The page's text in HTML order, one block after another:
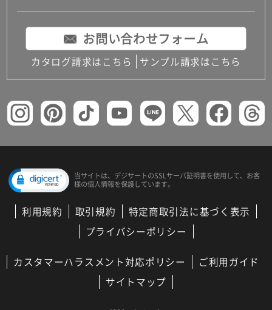
お問い合わせフォーム
カタログ請求はこちら サンプル請求はこちら
当サイトは、デジサートのSSLサーバ証明書を使用して、 お客
様の個人情報を保護しています。
利用規約 取引規約
特定商取引法に基づく表示
プライバシーポリシー
カスタマーハラスメント対応ポリシー
ご利用ガイド
サイトマップ